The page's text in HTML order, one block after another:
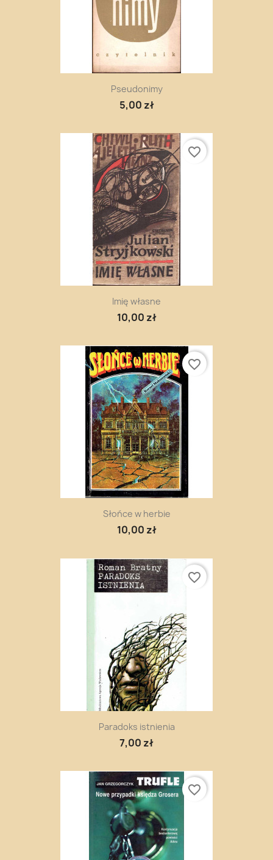
Pseudonimy
5,00 zł
Imię własne
10,00 zł
favorite_border
Słońce w herbie
10,00 zł
favorite_border
Paradoks istnienia
7,00 zł
favorite_border
favorite_border